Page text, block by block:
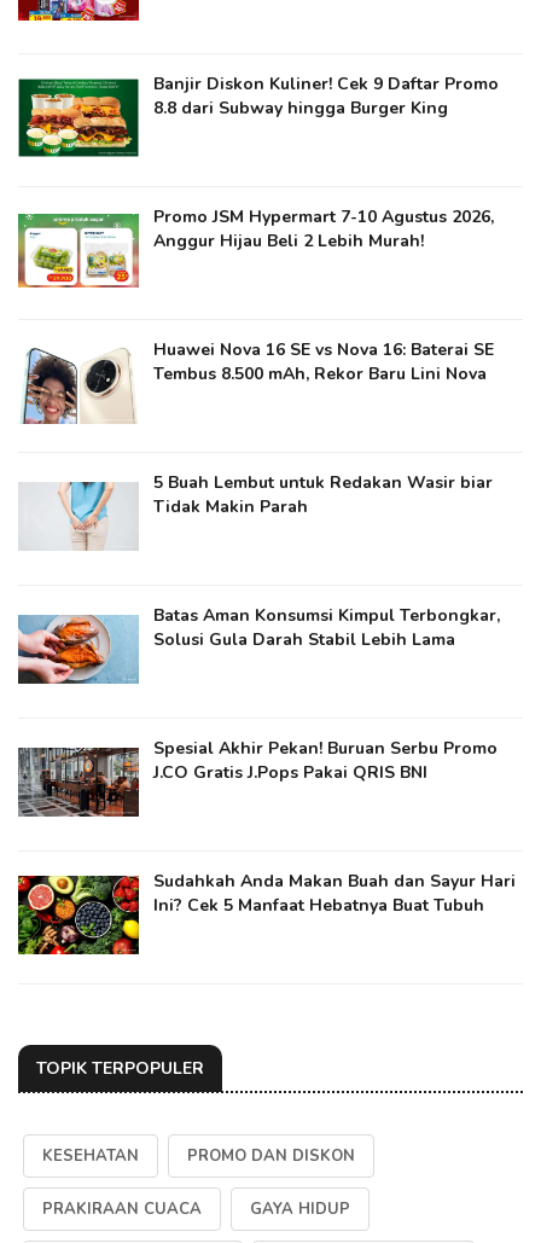
Banjir Diskon Kuliner! Cek 9 Daftar Promo
8.8 dari Subway hingga Burger King
Promo JSM Hypermart 7-10 Agustus 2026,
Anggur Hijau Beli 2 Lebih Murah!
Huawei Nova 16 SE vs Nova 16: Baterai SE
Tembus 8.500 mAh, Rekor Baru Lini Nova
5 Buah Lembut untuk Redakan Wasir biar
Tidak Makin Parah
Batas Aman Konsumsi Kimpul Terbongkar,
Solusi Gula Darah Stabil Lebih Lama
Spesial Akhir Pekan! Buruan Serbu Promo
J.CO Gratis J.Pops Pakai QRIS BNI
Sudahkah Anda Makan Buah dan Sayur Hari
Ini? Cek 5 Manfaat Hebatnya Buat Tubuh
TOPIK TERPOPULER
KESEHATAN PROMO DAN DISKON
PRAKIRAAN CUACA GAYA HIDUP